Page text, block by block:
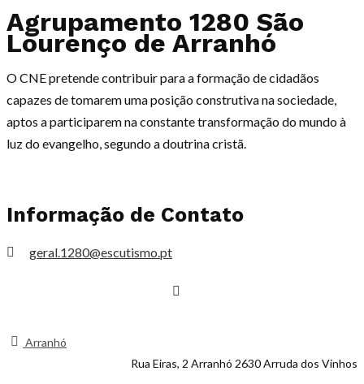
Agrupamento 1280 São
Lourenço de Arranhó
O CNE pretende contribuir para a formação de cidadãos
capazes de tomarem uma posição construtiva na sociedade,
aptos a participarem na constante transformação do mundo à
luz do evangelho, segundo a doutrina cristã.
Informação de Contato
geral.1280@escutismo.pt
Arranhó
Rua Eiras, 2 Arranhó 2630 Arruda dos Vinhos